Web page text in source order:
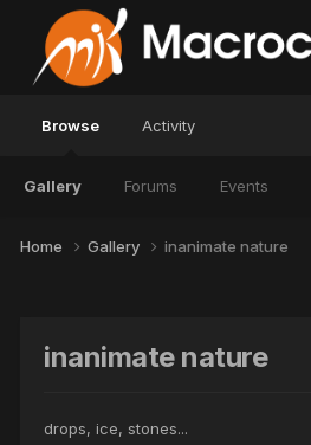
Browse
Gallery Forums Events
Activity
Home Gallery inanimate nature
inanimate nature
drops, ice, stones...